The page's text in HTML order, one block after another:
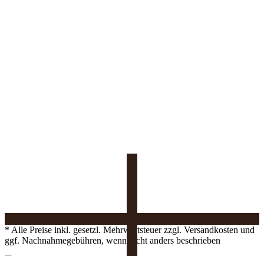
* Alle Preise inkl. gesetzl. Mehrwertsteuer zzgl. Versandkosten und
ggf. Nachnahmegebühren, wenn nicht anders beschrieben